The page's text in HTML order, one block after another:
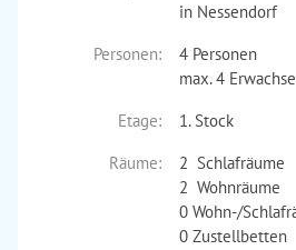
in Nessendorf
Personen:
4 Personen
max. 4
Etage:
1. Stock
Räume:
2 Schlafräume
2 Wohnräume
0 Wohn-/
0 Zustellbetten